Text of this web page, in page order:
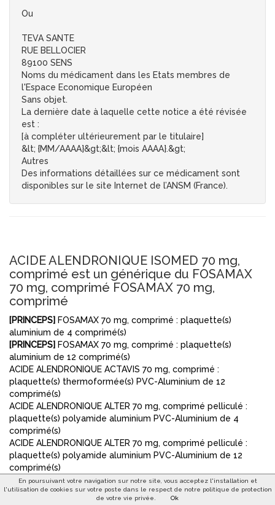
Ou
TEVA SANTE
RUE BELLOCIER
89100 SENS
Noms du médicament dans les Etats membres de
l'Espace Economique Européen
Sans objet.
La dernière date à laquelle cette notice a été révisée
est :
[à compléter ultérieurement par le titulaire]
&lt; {MM/AAAA}&gt;&lt; {mois AAAA}.&gt;
Autres
Des informations détaillées sur ce médicament sont
disponibles sur le site Internet de l’ANSM (France).
ACIDE ALENDRONIQUE ISOMED 70 mg,
comprimé est un générique du FOSAMAX
70 mg, comprimé FOSAMAX 70 mg,
comprimé
[PRINCEPS] FOSAMAX 70 mg, comprimé : plaquette(s)
aluminium de 4 comprimé(s)
[PRINCEPS] FOSAMAX 70 mg, comprimé : plaquette(s)
aluminium de 12 comprimé(s)
ACIDE ALENDRONIQUE ACTAVIS 70 mg, comprimé :
plaquette(s) thermoformée(s) PVC-Aluminium de 12
comprimé(s)
ACIDE ALENDRONIQUE ALTER 70 mg, comprimé pelliculé :
plaquette(s) polyamide aluminium PVC-Aluminium de 4
comprimé(s)
ACIDE ALENDRONIQUE ALTER 70 mg, comprimé pelliculé :
plaquette(s) polyamide aluminium PVC-Aluminium de 12
comprimé(s)
ACIDE ALENDRONIQUE ARROW 70 mg, comprimé :
plaquette(s) PVC polyéthylène PVDC aluminium de 4
En poursuivant votre navigation sur notre site, vous acceptez l'installation et
l'utilisation de cookies sur votre poste dans le respect de notre politique de protection
de votre vie privée.
Ok